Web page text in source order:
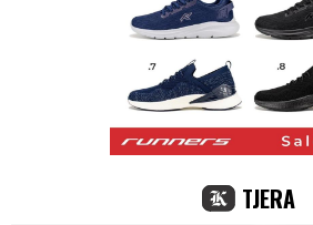
TJERA